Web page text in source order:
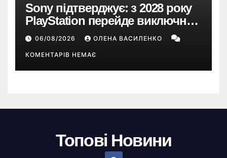
Sony підтверджує: з 2028 року
PlayStation перейде виключно
на цифрові ігри
06/08/2026 ОЛЕНА ВАСИЛЕНКО
КОМЕНТАРІВ НЕМАЄ
Топові Новини